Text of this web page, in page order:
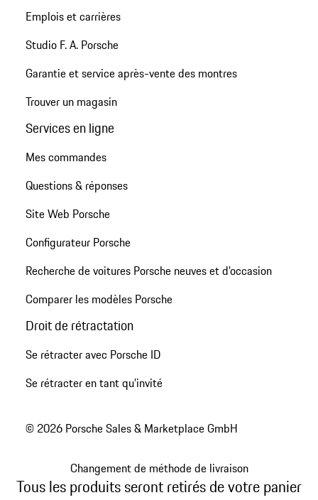
Emplois et carrières
Studio F. A. Porsche
Garantie et service après-vente des montres
Trouver un magasin
Services en ligne
Mes commandes
Questions & réponses
Site Web Porsche
Configurateur Porsche
Recherche de voitures Porsche neuves et d'occasion
Comparer les modèles Porsche
Droit de rétractation
Se rétracter avec Porsche ID
Se rétracter en tant qu’invité
© 2026 Porsche Sales & Marketplace GmbH
Changement de méthode de livraison
Tous les produits seront retirés de votre panier